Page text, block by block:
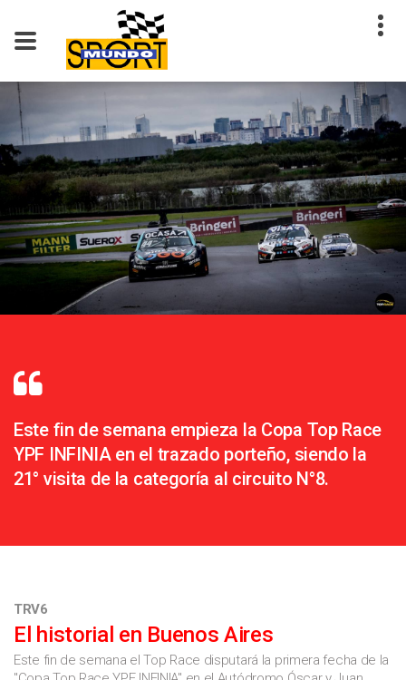
Este fin de semana empieza la Copa Top Race
YPF INFINIA en el trazado porteño, siendo la
21° visita de la categoría al circuito N°8.
TRV6
El historial en Buenos Aires
Este fin de semana el Top Race disputará la primera fecha de la